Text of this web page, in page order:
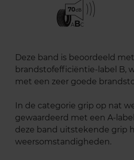
70
ABC
Deze band is beoordeeld
brandstofefficiëntie-label B,
met een zeer goede
In de categorie grip op nat
gewaardeerd met een A-
deze band uitstekende grip
weersomstandigheden.